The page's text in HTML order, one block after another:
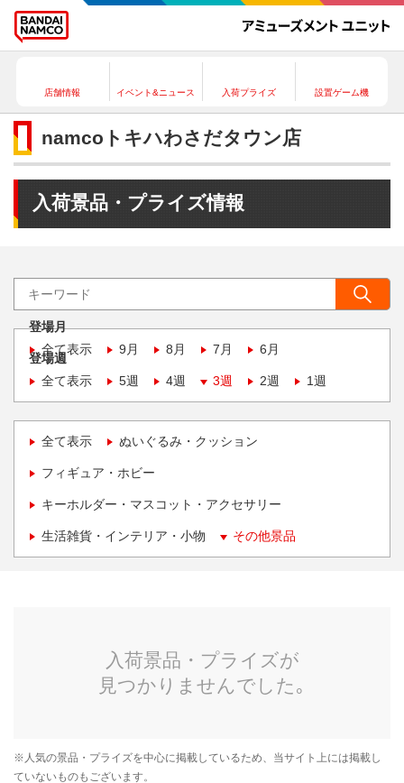
店舗情報 イベント&ニュース 入荷プライズ 設置ゲーム機
namcoトキハわさだタウン店
入荷景品・プライズ情報
登場月
全て表示
9月 8月 7月 6月
登場週
全て表示
5週 4週 3週 2週 1週
全て表示 ぬいぐるみ・クッション
フィギュア・ホビー
キーホルダー・マスコット・アクセサリー
生活雑貨・インテリア・小物 その他景品